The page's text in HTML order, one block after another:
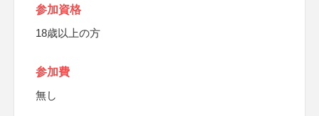
参加資格
18歳以上の方
参加費
無し